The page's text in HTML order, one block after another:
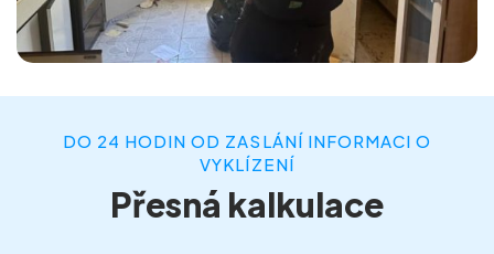
DO 24 HODIN OD ZASLÁNÍ INFORMACI O
VYKLÍZENÍ
Přesná kalkulace